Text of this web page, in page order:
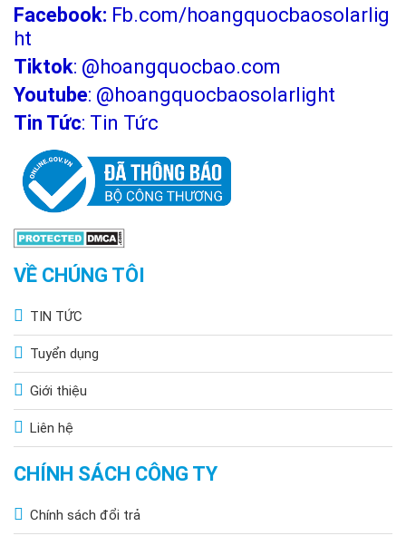
Cảm biến ánh sáng ( tối tự sáng - sáng tự tắt)
Điều khiển Remote từ xa : tắt/ mở - hẹn giờ - tăng giảm
Thời gian sạc: 5 giờ
Thời gian chiếu sáng > 12 giờ
Bảo hành 2 năm
Facebook: Fb.com/hoangquocbaosolarlig
ht
Tiktok: @hoangquocbao.com
Youtube: @hoangquocbaosolarlight
Tin Tức: Tin Tức
VỀ CHÚNG TÔI
TIN TỨC
Tuyển dụng
Giới thiệu
Liên hệ
CHÍNH SÁCH CÔNG TY
Chính sách đổi trả